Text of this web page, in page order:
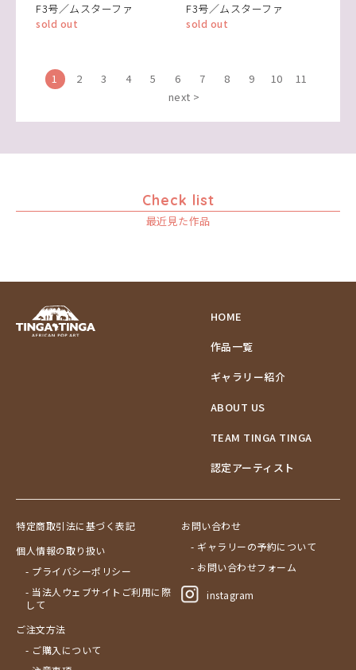
F3号／ムスターファ
sold out
F3号／ムスターファ
sold out
1 2 3 4 5 6 7 8 9 10
11
next >
Check list
最近見た作品
HOME
作品一覧
ギャラリー紹介
ABOUT US
TEAM TINGA TINGA
認定アーティスト
特定商取引法に基づく表記
個人情報の取り扱い
- プライバシーポリシー
- 当法人ウェブサイトご利用に際
して
ご注文方法
- ご購入について
お問い合わせ
- ギャラリーの予約について
- お問い合わせフォーム
instagram